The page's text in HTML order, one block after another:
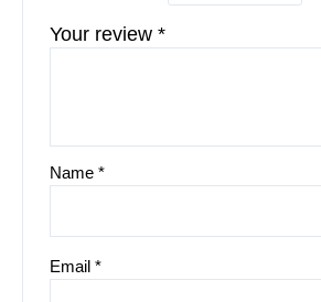
Your review*
Name*
Email*